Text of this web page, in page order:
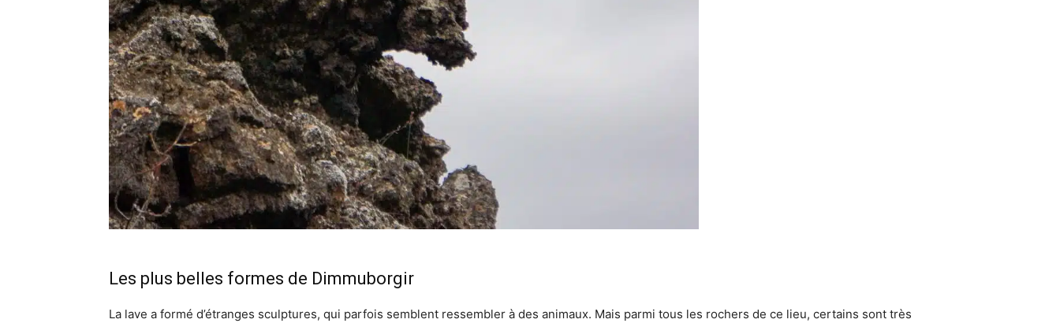
Les plus belles formes de Dimmuborgir
La lave a formé d’étranges sculptures, qui parfois semblent ressembler à des animaux. Mais parmi tous les rochers de ce lieu, certains sont très